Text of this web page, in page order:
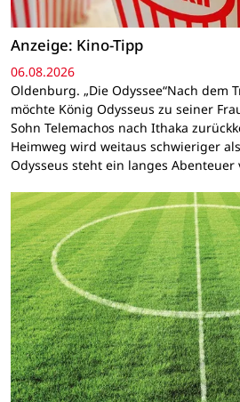
Anzeige: Kino-Tipp
06.08.2026
Oldenburg. „Die Odyssee“Nach dem
möchte König Odysseus zu seiner
Sohn Telemachos nach Ithaka
Heimweg wird weitaus schwieriger
Odysseus steht ein langes